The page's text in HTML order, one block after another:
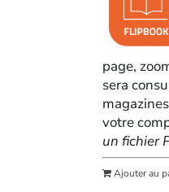
page,
sera
votre
un fichier
Ajouter au